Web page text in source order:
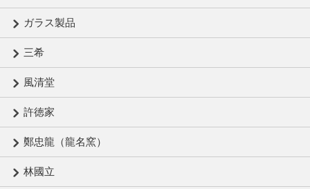
ガラス製品
三希
風清堂
許徳家
鄭忠龍（龍名窯）
林國立